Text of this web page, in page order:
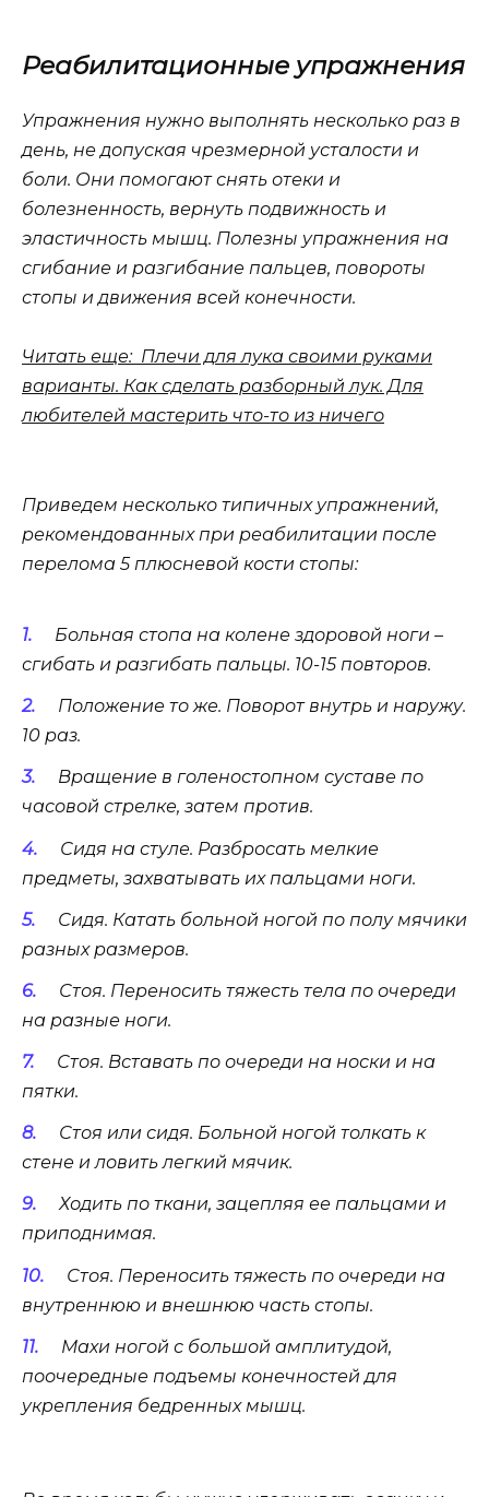
Реабилитационные упражнения
Упражнения нужно выполнять несколько раз в
день, не допуская чрезмерной усталости и
боли. Они помогают снять отеки и
болезненность, вернуть подвижность и
эластичность мышц. Полезны упражнения на
сгибание и разгибание пальцев, повороты
стопы и движения всей конечности.
Читать еще: Плечи для лука своими руками
варианты. Как сделать разборный лук. Для
любителей мастерить что-то из ничего
Приведем несколько типичных упражнений,
рекомендованных при реабилитации после
перелома 5 плюсневой кости стопы:
Больная стопа на колене здоровой ноги –
сгибать и разгибать пальцы. 10-15 повторов.
Положение то же. Поворот внутрь и наружу.
10 раз.
Вращение в голеностопном суставе по
часовой стрелке, затем против.
Сидя на стуле. Разбросать мелкие
предметы, захватывать их пальцами ноги.
Сидя. Катать больной ногой по полу мячики
разных размеров.
Стоя. Переносить тяжесть тела по очереди
на разные ноги.
Стоя. Вставать по очереди на носки и на
пятки.
Стоя или сидя. Больной ногой толкать к
стене и ловить легкий мячик.
Ходить по ткани, зацепляя ее пальцами и
приподнимая.
Стоя. Переносить тяжесть по очереди на
внутреннюю и внешнюю часть стопы.
Махи ногой с большой амплитудой,
поочередные подъемы конечностей для
укрепления бедренных мышц.